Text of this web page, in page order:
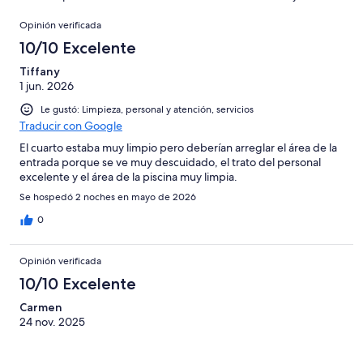
371
Opiniones
Opinión verificada
10/10 Excelente
Tiffany
1 jun. 2026
Le gustó: Limpieza, personal y atención, servicios
Traducir con Google
El cuarto estaba muy limpio pero deberían arreglar el área de la
entrada porque se ve muy descuidado, el trato del personal
excelente y el área de la piscina muy limpia.
Se hospedó 2 noches en mayo de 2026
0
Opinión verificada
10/10 Excelente
Carmen
24 nov. 2025